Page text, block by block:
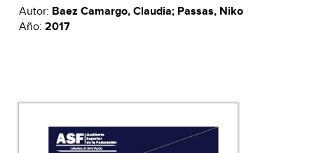
Autor: Baez Camargo, Claudia; Passas, Niko
Año: 2017